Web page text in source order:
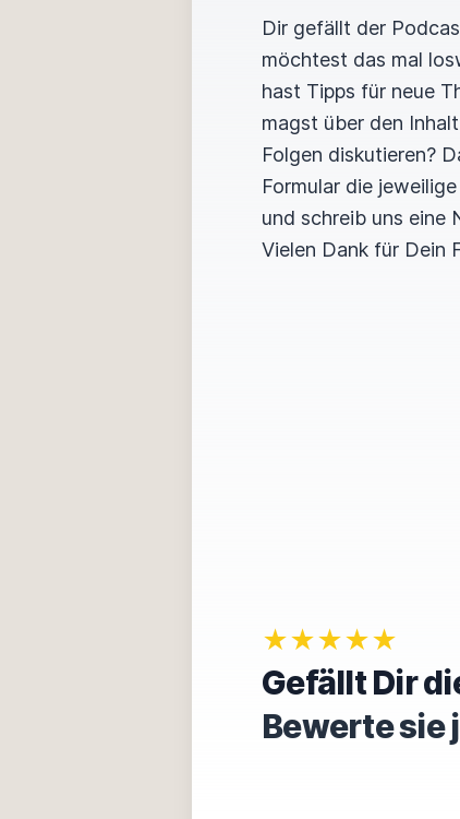
Dir gefällt der
möchtest das mal
hast Tipps für neue
magst über den
Folgen diskutieren?
Formular die
und schreib uns eine
Vielen Dank für Dein
★★★★★
Gefällt Dir
Bewerte sie